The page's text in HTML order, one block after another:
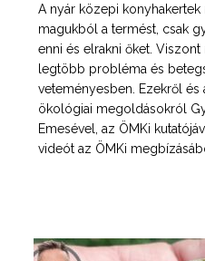
A nyár közepi konyhakertek
magukból a termést, csak
enni és elrakni őket. Viszont
legtöbb probléma és
veteményesben. Ezekről és
ökológiai megoldásokról
Emesével, az ÖMKi
videót az ÖMKi